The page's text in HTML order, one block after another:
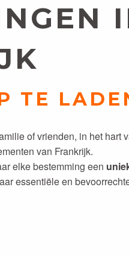
TE
of vrienden, in het hart
van Frankrijk.
elke bestemming een
essentiële en